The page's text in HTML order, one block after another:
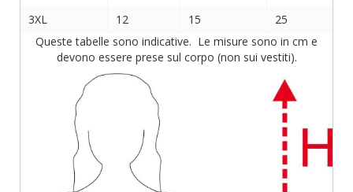
3XL
12 15
25
Queste tabelle sono indicative. Le misure sono in cm e
devono essere prese sul corpo (non sui vestiti).